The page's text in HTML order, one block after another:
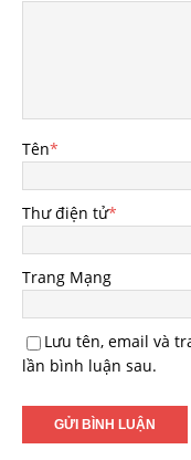
Tên*
Thư điện tử*
Trang Mạng
Lưu tên, email và
lần bình luận sau.